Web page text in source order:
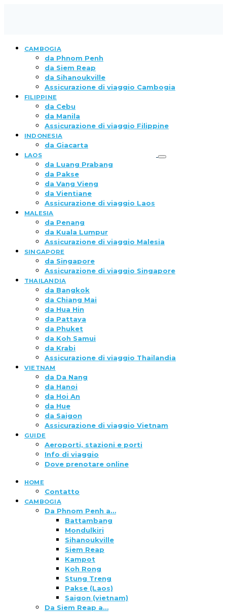
CAMBOGIA
da Phnom Penh
da Siem Reap
da Sihanoukville
Assicurazione di viaggio Cambogia
FILIPPINE
da Cebu
da Manila
Assicurazione di viaggio Filippine
INDONESIA
da Giacarta
LAOS
da Luang Prabang
da Pakse
da Vang Vieng
da Vientiane
Assicurazione di viaggio Laos
MALESIA
da Penang
da Kuala Lumpur
Assicurazione di viaggio Malesia
SINGAPORE
da Singapore
Assicurazione di viaggio Singapore
THAILANDIA
da Bangkok
da Chiang Mai
da Hua Hin
da Pattaya
da Phuket
da Koh Samui
da Krabi
Assicurazione di viaggio Thailandia
VIETNAM
da Da Nang
da Hanoi
da Hoi An
da Hue
da Saigon
Assicurazione di viaggio Vietnam
GUIDE
Aeroporti, stazioni e porti
Info di viaggio
Dove prenotare online
HOME
Contatto
CAMBOGIA
Da Phnom Penh a…
Battambang
Mondulkiri
Sihanoukville
Siem Reap
Kampot
Koh Rong
Stung Treng
Pakse (Laos)
Saigon (vietnam)
Da Siem Reap a…